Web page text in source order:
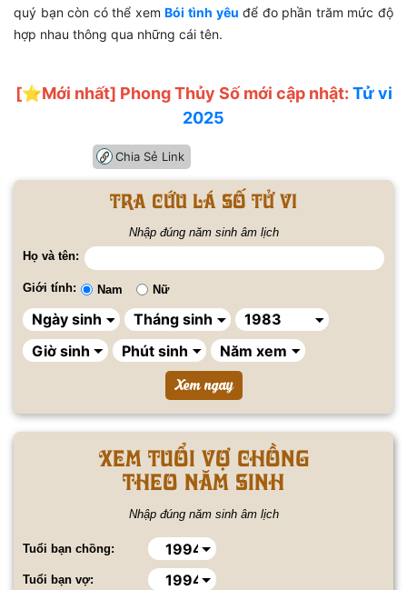
quý bạn còn có thể xemBói tình yêu để đo phần trăm mức độ
hợp nhau thông qua những cái tên.
[⭐️Mới nhất] Phong Thủy Số mới cập nhật: Tử vi
2025
Chia Sẻ Link
Tra cứu lá số tử vi
Nhập đúng năm sinh âm lịch
Họ và tên:
Giới tính: Nam Nữ
Xem tuổi vợ chồng
theo năm sinh
Nhập đúng năm sinh âm lịch
Tuổi bạn chồng:
Tuổi bạn vợ: